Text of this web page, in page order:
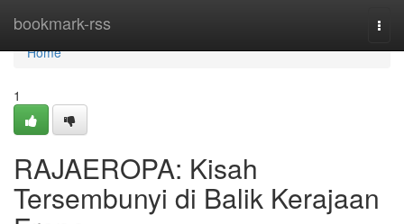
bookmark-rss
Home
Home
1
RAJAEROPA: Kisah
Tersembunyi di Balik Kerajaan